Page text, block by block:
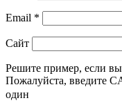
Email *
Сайт
Решите пример, если вы
Пожалуйста, введите
один